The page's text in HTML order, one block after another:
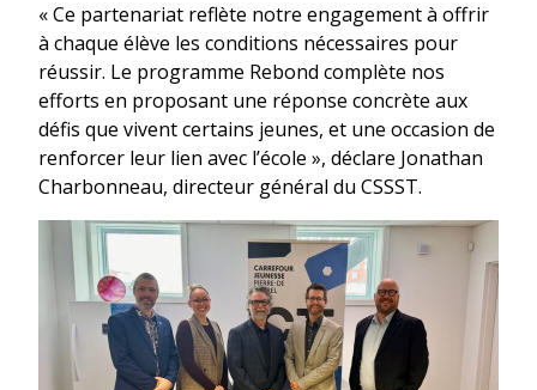
« Ce partenariat reflète notre engagement à offrir
à chaque élève les conditions nécessaires pour
réussir. Le programme Rebond complète nos
efforts en proposant une réponse concrète aux
défis que vivent certains jeunes, et une occasion de
renforcer leur lien avec l’école », déclare Jonathan
Charbonneau, directeur général du CSSST.